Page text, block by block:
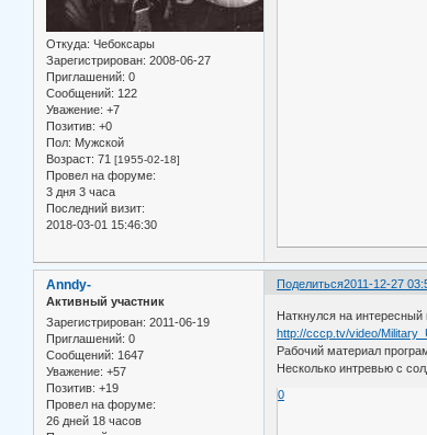
Откуда: Чебоксары
Зарегистрирован: 2008-06-27
Приглашений: 0
Сообщений: 122
Уважение: +7
Позитив: +0
Пол: Мужской
Возраст: 71 [1955-02-18]
Провел на форуме:
3 дня 3 часа
Последний визит:
2018-03-01 15:46:30
Поделиться2011-12-27
Anndy-
Активный участник
Зарегистрирован: 2011-06-19
Приглашений: 0
Сообщений: 1647
Уважение: +57
Позитив: +19
Провел на форуме:
26 дней 18 часов
Наткнулся на
http://cccp.tv/video/
Рабочий материал
Несколько интревью с
0